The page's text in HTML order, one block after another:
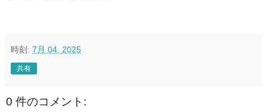
時刻: 7月 04, 2025
共有
0 件のコメント: